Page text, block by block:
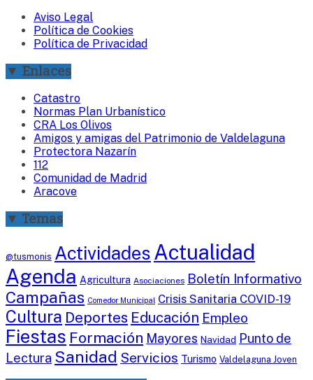
Aviso Legal
Política de Cookies
Política de Privacidad
▼ Enlaces
Catastro
Normas Plan Urbanístico
CRA Los Olivos
Amigos y amigas del Patrimonio de Valdelaguna
Protectora Nazarín
112
Comunidad de Madrid
Aracove
▼ Temas
@tusmonis Actividades Actualidad
Agenda Agricultura Asociaciones Boletín Informativo
Campañas Comedor Municipal Crisis Sanitaria COVID-19
Cultura Deportes Educación Empleo
Fiestas Formación Mayores Navidad Punto de
Lectura Sanidad Servicios Turismo Valdelaguna Joven